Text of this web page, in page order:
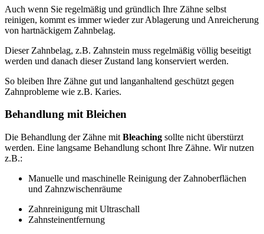
Auch wenn Sie regelmäßig und gründlich Ihre Zähne selbst
reinigen, kommt es immer wieder zur Ablagerung und Anreicherung
von hartnäckigem Zahnbelag.
Dieser Zahnbelag, z.B. Zahnstein muss regelmäßig völlig beseitigt
werden und danach dieser Zustand lang konserviert werden.
So bleiben Ihre Zähne gut und langanhaltend geschützt gegen
Zahnprobleme wie z.B. Karies.
Behandlung mit Bleichen
Die Behandlung der Zähne mit Bleaching sollte nicht überstürzt
werden. Eine langsame Behandlung schont Ihre Zähne. Wir nutzen
z.B.:
Manuelle und maschinelle Reinigung der Zahnoberflächen
und Zahnzwischenräume
Zahnreinigung mit Ultraschall
Zahnsteinentfernung